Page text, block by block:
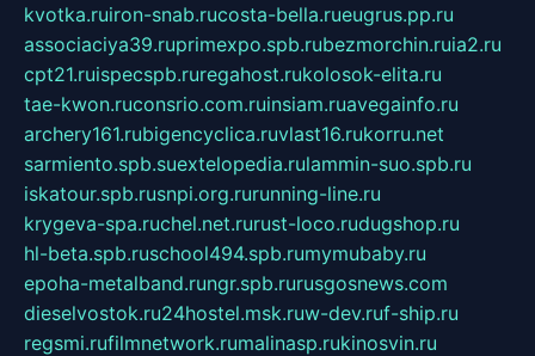
kvotka.ruiron-snab.rucosta-bella.rueugrus.pp.ru
associaciya39.ruprimexpo.spb.rubezmorchin.ruia2.ru
cpt21.ruispecspb.ruregahost.rukolosok-elita.ru
tae-kwon.ruconsrio.com.ruinsiam.ruavegainfo.ru
archery161.rubigencyclica.ruvlast16.rukorru.net
sarmiento.spb.suextelopedia.rulammin-suo.spb.ru
iskatour.spb.rusnpi.org.rurunning-line.ru
krygeva-spa.ruchel.net.rurust-loco.rudugshop.ru
hl-beta.spb.ruschool494.spb.rumymubaby.ru
epoha-metalband.rungr.spb.rurusgosnews.com
dieselvostok.ru24hostel.msk.ruw-dev.ruf-ship.ru
regsmi.rufilmnetwork.rumalinasp.rukinosvin.ru